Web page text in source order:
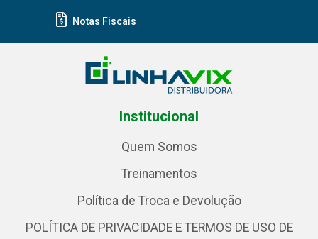
Notas Fiscais
Institucional
Quem Somos
Treinamentos
Política de Troca e Devolução
POLÍTICA DE PRIVACIDADE E TERMOS DE USO DE